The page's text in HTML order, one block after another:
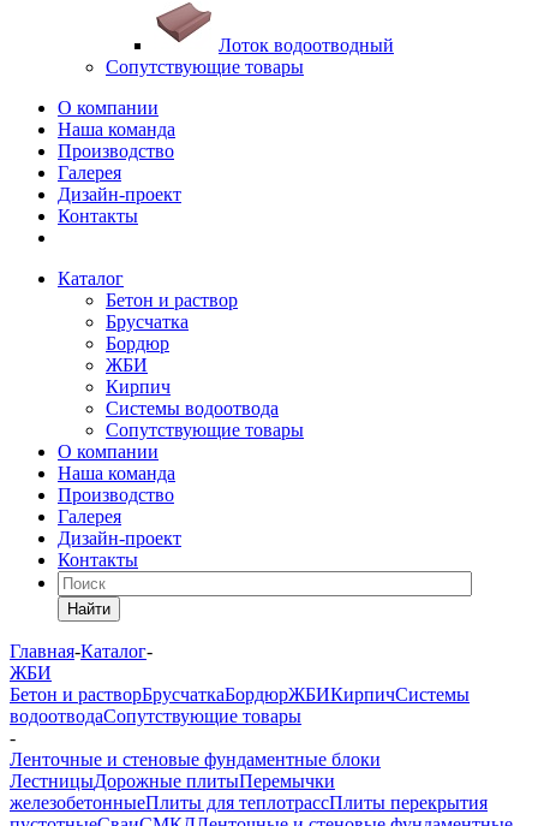
Лоток водоотводный
Сопутствующие товары
О компании
Наша команда
Производство
Галерея
Дизайн-проект
Контакты
Каталог
Бетон и раствор
Брусчатка
Бордюр
ЖБИ
Кирпич
Системы водоотвода
Сопутствующие товары
О компании
Наша команда
Производство
Галерея
Дизайн-проект
Контакты
Найти
Главная-Каталог-
ЖБИ
Бетон и растворБрусчаткаБордюрЖБИКирпичСистемы
водоотводаСопутствующие товары
-
Ленточные и стеновые фундаментные блоки
ЛестницыДорожные плитыПеремычки
железобетонныеПлиты для теплотрассПлиты перекрытия